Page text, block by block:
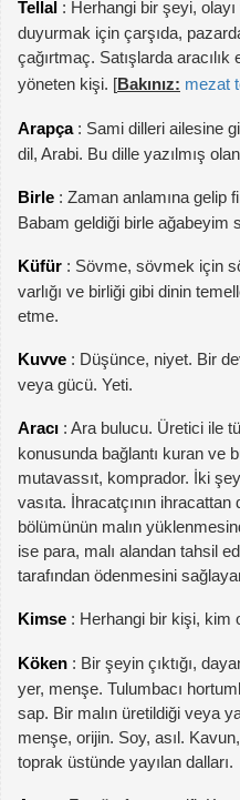
Tellal : Herhangi bir şeyi,
duyurmak için çarşıda,
çağırtmaç. Satışlarda aracılık
yöneten kişi. [Bakınız: mezat
Arapça: Sami dilleri ailesine
dil, Arabi. Bu dille yazılmış
Birle : Zaman anlamına gelip
Babam geldiği birle ağabeyim
Küfür : Sövme, sövmek için
varlığı ve birliği gibi dinin
etme.
Kuvve : Düşünce, niyet. Bir
veya gücü. Yeti.
Aracı : Ara bulucu. Üretici ile
konusunda bağlantı kuran ve
mutavassıt, komprador. İki
vasıta. İhracatçının
bölümünün malın
ise para, malı alandan tahsil
tarafından ödenmesini
Kimse : Herhangi bir kişi, kim
Köken : Bir şeyin çıktığı,
yer, menşe. Tulumbacı
sap. Bir malın üretildiği veya
menşe, orijin. Soy, asıl.
toprak üstünde yayılan dalları.